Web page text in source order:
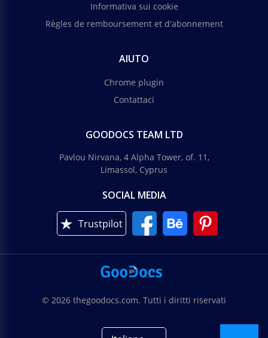
Informativa sui cookie
Règles de remboursement et d'abonnement
AIUTO
Chrome plugin
Contattaci
GOODOCS TEAM LTD
Pavlou Nirvana, 4 Alpha Tower, of. 11,
Limassol, Cyprus
SOCIAL MEDIA
Trustpilot
© 2026 thegoodocs.com. Tutti i diritti riservati